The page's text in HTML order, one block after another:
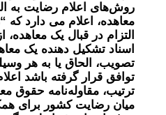
روش‌های اعلام رضایت به
معاهده، اعلام می دارد
التزام در قبال یک معاهده،
اسناد تشکیل دهنده یک
تصویب، الحاق یا به هر
توافق قرار گرفته باشد
ترتیب، مقاوله‌نامه حقوق
میان رضایت کشور برای